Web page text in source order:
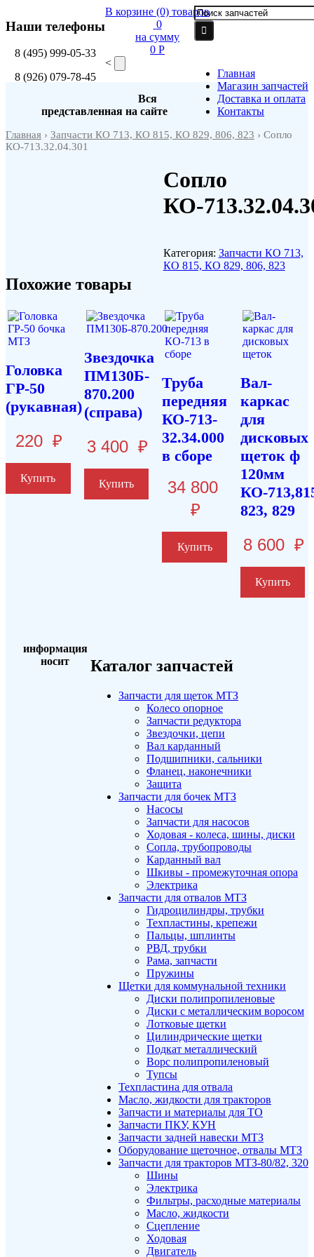
Наши телефоны
8 (495) 999-05-33
8 (926) 079-78-45
В корзине (0) товаров
0
на сумму
0 P
Главная
Магазин запчастей
Доставка и оплата
Контакты
Главная › Запчасти КО 713, КО 815, КО 829, 806, 823 › Сопло
КО-713.32.04.301
Сопло
КО-
Категория: Запчасти КО 713,
КО 815, КО 829, 806, 823
Похожие товары
Головка
ГР-50
(рукавная)
220 ₽
Купить
Звездочка
ПМ130Б-
870.200
(справа)
3 400 ₽
Купить
Труба
передняя
КО-713-
32.34.000
в сборе
34 800
₽
Купить
Вал-
каркас
для
дисковых
щеток ф
120мм
КО-
823, 829
8 600 ₽
Купить
Каталог запчастей
Запчасти для щеток МТЗ
Колесо опорное
Запчасти редуктора
Звездочки, цепи
Вал карданный
Подшипники, сальники
Фланец, наконечники
Защита
Запчасти для бочек МТЗ
Насосы
Запчасти для насосов
Ходовая - колеса, шины, диски
Сопла, трубопроводы
Карданный вал
Шкивы - промежуточная опора
Электрика
Запчасти для отвалов МТЗ
Гидроцилиндры, трубки
Техпластины, крепежи
Пальцы, шплинты
РВД, трубки
Рама, запчасти
Пружины
Щетки для коммунальной техники
Диски полипропиленовые
Диски с металлическим воросом
Лотковые щетки
Цилиндрические щетки
Подкат металлический
Ворс полипропиленовый
Тупсы
Техпластина для отвала
Масло, жидкости для тракторов
Запчасти и материалы для ТО
Запчасти ПКУ, КУН
Запчасти задней навески МТЗ
Оборудование щеточное, отвалы МТЗ
Запчасти для тракторов МТЗ-80/82, 320
Шины
Электрика
Фильтры, расходные материалы
Масло, жидкости
Сцепление
Ходовая
Двигатель
<
Вся
представленная на сайте
информация
носит